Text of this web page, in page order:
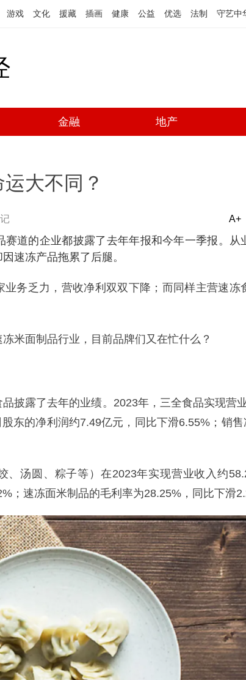
游戏 文化 援藏 插画 健康 公益 优选 法制 守艺中
金融 地产
大不同？
A+
赛道的企业都披露了去年年报和今年一季报。从
速冻产品拖累了后腿。
业务乏力，营收净利双双下降；而同样主营速冻
米面制品行业，目前品牌们又在忙什么？
披露了去年的业绩。2023年，三全食品实现营
东的净利润约7.49亿元，同比下滑6.55%；销
、汤圆、粽子等）在2023年实现营业收入约
；速冻面米制品的毛利率为28.25%，同比下滑